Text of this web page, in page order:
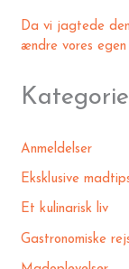
Da vi jagtede
ændre vores
Anmeldelser
Eksklusive
Et kulinarisk liv
Gastronomiske